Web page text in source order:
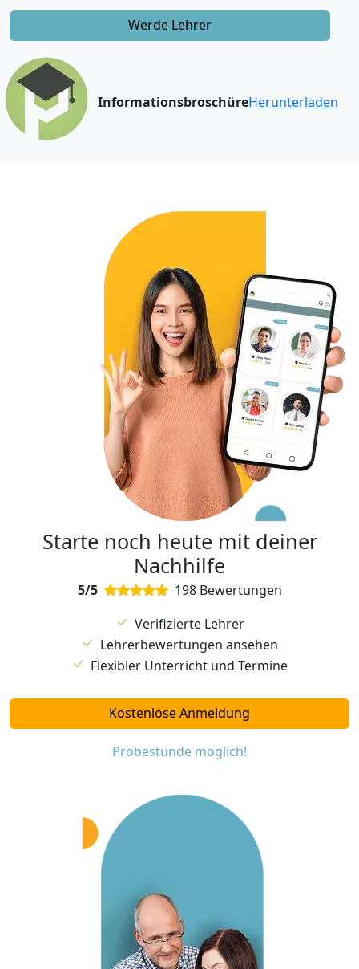
Werde Lehrer
InformationsbroschüreHerunterladen
Starte noch heute mit deiner
Nachhilfe
5/5
198 Bewertungen
Verifizierte Lehrer
Lehrerbewertungen ansehen
Flexibler Unterricht und Termine
Kostenlose Anmeldung
Probestunde möglich!